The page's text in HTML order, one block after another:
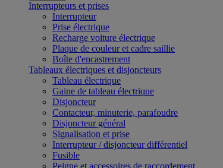
Interrupteurs et prises
Interrupteur
Prise électrique
Recharge voiture électrique
Plaque de couleur et cadre saillie
Boîte d'encastrement
Tableaux électriques et disjoncteurs
Tableau électrique
Gaine de tableau électrique
Disjoncteur
Contacteur, minuterie, parafoudre
Disjoncteur général
Signalisation et prise
Interrupteur / disjoncteur différentiel
Fusible
Peigne et accessoires de raccordement